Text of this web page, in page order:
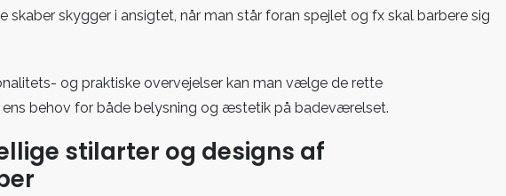
skaber skygger i ansigtet, når man står foran spejlet og fx skal barbere sig
og praktiske overvejelser kan man vælge de rette
behov for både belysning og æstetik på badeværelset.
stilarter og designs af